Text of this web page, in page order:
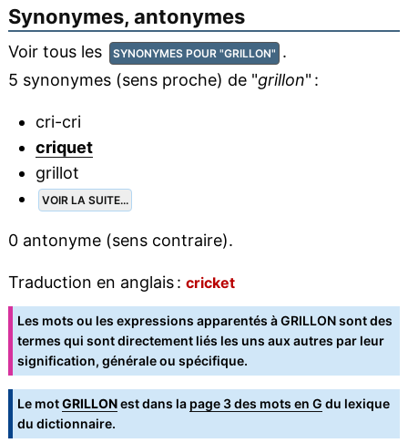
Synonymes, antonymes
Voir tous les SYNONYMES POUR "GRILLON" .
5 synonymes (sens proche) de "grillon" :
cri-cri
criquet
grillot
VOIR LA SUITE...
0 antonyme (sens contraire).
Traduction en anglais : cricket
Les mots ou les expressions apparentés à GRILLON sont des
termes qui sont directement liés les uns aux autres par leur
signification, générale ou spécifique.
Le motGRILLONest dans la page 3 des mots en G du lexique
du dictionnaire.